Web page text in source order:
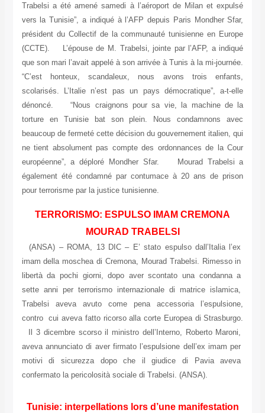
Trabelsi a été amené samedi à l’aéroport de Milan et expulsé
vers la Tunisie”, a indiqué à l’AFP depuis Paris Mondher Sfar,
président du Collectif de la communauté tunisienne en Europe
(CCTE). L’épouse de M. Trabelsi, jointe par l’AFP, a indiqué
que son mari l’avait appelé à son arrivée à Tunis à la mi-journée.
“C’est honteux, scandaleux, nous avons trois enfants,
scolarisés. L’Italie n’est pas un pays démocratique”, a-t-elle
dénoncé. “Nous craignons pour sa vie, la machine de la
torture en Tunisie bat son plein. Nous condamnons avec
beaucoup de fermeté cette décision du gouvernement italien, qui
ne tient absolument pas compte des ordonnances de la Cour
européenne”, a déploré Mondher Sfar. Mourad Trabelsi a
également été condamné par contumace à 20 ans de prison
pour terrorisme par la justice tunisienne.
TERRORISMO: ESPULSO IMAM CREMONA
MOURAD TRABELSI
(ANSA) – ROMA, 13 DIC – E’ stato espulso dall’Italia l’ex
imam della moschea di Cremona, Mourad Trabelsi. Rimesso in
libertà da pochi giorni, dopo aver scontato una condanna a
sette anni per terrorismo internazionale di matrice islamica,
Trabelsi aveva avuto come pena accessoria l’espulsione,
contro cui aveva fatto ricorso alla corte Europea di Strasburgo.
Il 3 dicembre scorso il ministro dell’Interno, Roberto Maroni,
aveva annunciato di aver firmato l’espulsione dell’ex imam per
motivi di sicurezza dopo che il giudice di Pavia aveva
confermato la pericolosità sociale di Trabelsi. (ANSA).
Tunisie: interpellations lors d’une manifestation